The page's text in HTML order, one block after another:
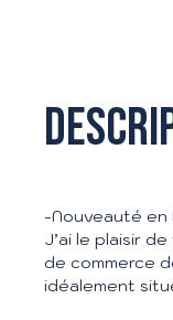
-Nouveauté en
J’ai le plaisir
de commerce
idéalement